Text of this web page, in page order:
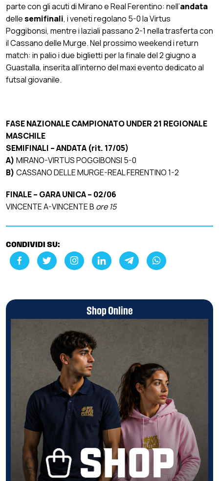
parte con gli acuti di Mirano e Real Ferentino: nell’andata
dellesemifinali, i veneti regolano 5-0 la Virtus
Poggibonsi, mentre i laziali passano 2-1 nella trasferta con
il Cassano delle Murge. Nel prossimo weekend i return
match: in palio i due biglietti per la finale del 2 giugno a
Guastalla, inserita all’interno del maxi evento dedicato al
futsal giovanile.
FASE NAZIONALE CAMPIONATO UNDER 21 REGIONALE
MASCHILE
SEMIFINALI – ANDATA (rit. 17/05)
A) MIRANO-VIRTUS POGGIBONSI 5-0
B) CASSANO DELLE MURGE-REAL FERENTINO 1-2
FINALE – GARA UNICA – 02/06
VINCENTE A-VINCENTE B ore 15
CONDIVIDI SU:
Shop Online